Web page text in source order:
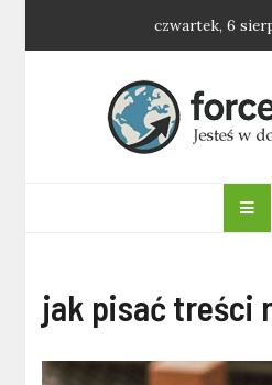
czwartek, 6
forceweb.pl
jak pisać treści